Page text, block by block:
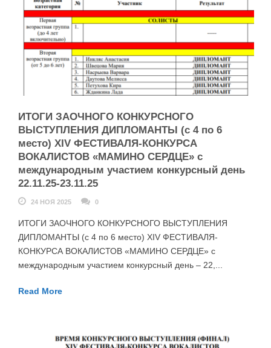
ИТОГИ ЗАОЧНОГО КОНКУРСНОГО
ВЫСТУПЛЕНИЯ ДИПЛОМАНТЫ (с 4 по 6
место) XIV ФЕСТИВАЛЯ-КОНКУРСА
ВОКАЛИСТОВ «МАМИНО СЕРДЦЕ» с
международным участием конкурсный день
22.11.25-23.11.25
24 НОЯ 2025 0
ИТОГИ ЗАОЧНОГО КОНКУРСНОГО ВЫСТУПЛЕНИЯ
ДИПЛОМАНТЫ (с 4 по 6 место) XIV ФЕСТИВАЛЯ-
КОНКУРСА ВОКАЛИСТОВ «МАМИНО СЕРДЦЕ» с
международным участием конкурсный день – 22,...
Read More